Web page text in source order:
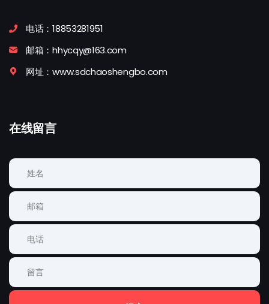
电话：18853281951
邮箱：hhycqy@163.com
网址：www.sdchaoshengbo.com
在线留言